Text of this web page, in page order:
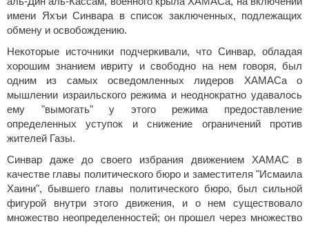
имени Яхъи Синвара в список заключенных, подлежащих
обмену и освобождению.
Некоторые источники подчеркивали, что Синвар, обладая
хорошим знанием ивриту и свободно на нем говоря, был
одним из самых осведомленных лидеров ХАМАСа о
мышлении израильского режима и неоднократно удавалось
ему "вымогать" у этого режима предоставление
определенных уступок и снижение ограничений против
жителей Газы.
Синвар даже до своего избрания движением ХАМАС в
качестве главы политического бюро и заместителя "Исмаила
Хаини", бывшего главы политического бюро, был сильной
фигурой внутри этого движения, и о нем существовало
множество неопределенностей; он прошел через множество